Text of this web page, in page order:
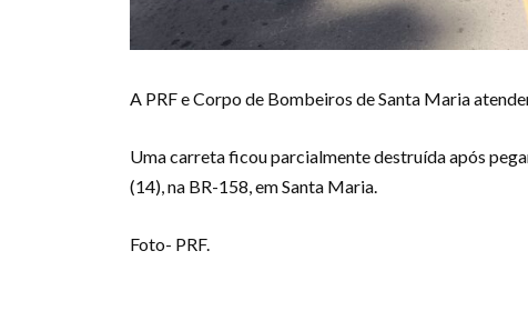
A PRF e Corpo de Bombeiros de Santa Maria
Uma carreta ficou parcialmente destruída após
(14), na BR-158, em Santa Maria.
Foto- PRF.